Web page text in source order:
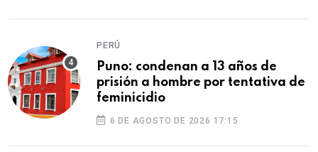
PERÚ
Puno: condenan a 13 años de
prisión a hombre por tentativa de
feminicidio
6 DE AGOSTO DE 2026 17:15